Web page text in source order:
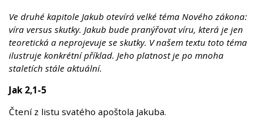
Ve druhé kapitole Jakub otevírá velké téma Nového zákona:
víra versus skutky. Jakub bude pranýřovat víru, která je jen
teoretická a neprojevuje se skutky. V našem textu toto téma
ilustruje konkrétní příklad. Jeho platnost je po mnoha
staletích stále aktuální.
Jak 2,1-5
Čtení z listu svatého apoštola Jakuba.